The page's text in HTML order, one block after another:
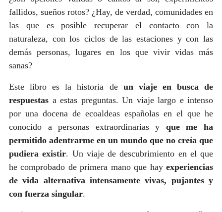
fallidos, sueños rotos? ¿Hay, de verdad, comunidades en
las que es posible recuperar el contacto con la
naturaleza, con los ciclos de las estaciones y con las
demás personas, lugares en los que vivir vidas más
sanas?
Este libro es la historia de un viaje en busca de
respuestas a estas preguntas. Un viaje largo e intenso
por una docena de ecoaldeas españolas en el que he
conocido a personas extraordinarias y que me ha
permitido adentrarme en un mundo que no creía que
pudiera existir. Un viaje de descubrimiento en el que
he comprobado de primera mano que hay experiencias
de vida alternativa intensamente vivas, pujantes y
con fuerza singular.